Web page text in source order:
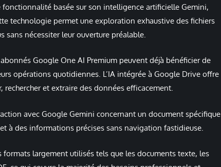
basée sur son intelligence artificielle Gemini,
technologie permet une exploration exhaustive des fichiers
sans nécessiter leur ouverture préalable.
Google One AI Premium peuvent déjà bénéficier de
opérations quotidiennes. L’IA intégrée à Google Drive offre
et extraire des données efficacement.
avec Google Gemini concernant un document spécifique
à des informations précises sans navigation fastidieuse.
formats largement utilisés tels que les documents texte, les